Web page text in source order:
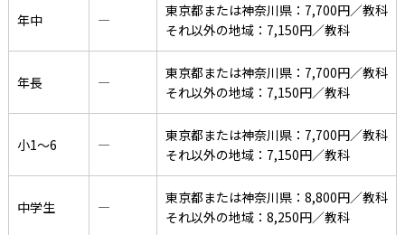
年中 ―
東京都または神奈川県：7,700円／教科
それ以外の地域：7,150円／教科
年長 ―
東京都または神奈川県：7,700円／教科
それ以外の地域：7,150円／教科
小1〜6 ―
東京都または神奈川県：7,700円／教科
それ以外の地域：7,150円／教科
中学生 ―
東京都または神奈川県：8,800円／教科
それ以外の地域：8,250円／教科